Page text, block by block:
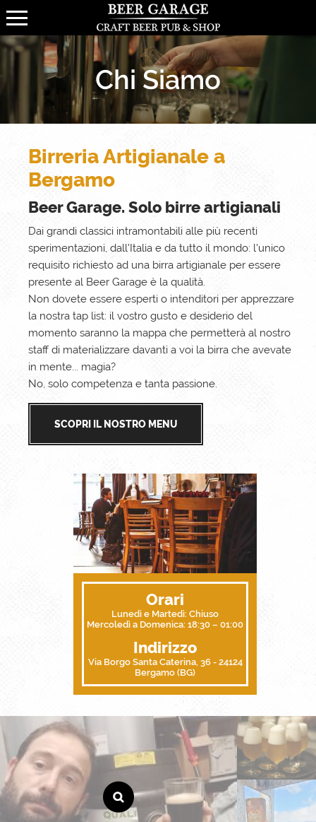
Chi Siamo
Birreria Artigianale a
Bergamo
Beer Garage. Solo birre artigianali
Dai grandi classici intramontabili alle più recenti
sperimentazioni, dall'Italia e da tutto il mondo: l'unico
requisito richiesto ad una birra artigianale per essere
presente al Beer Garage è la qualità.
Non dovete essere esperti o intenditori per apprezzare
la nostra tap list: il vostro gusto e desiderio del
momento saranno la mappa che permetterà al nostro
staff di materializzare davanti a voi la birra che avevate
in mente... magia?
No, solo competenza e tanta passione.
SCOPRI IL NOSTRO MENU
Orari
Lunedì e Martedì: Chiuso
Mercoledì a Domenica: 18:30 – 01:00
Indirizzo
Via Borgo Santa Caterina, 36 - 24124
Bergamo (BG)